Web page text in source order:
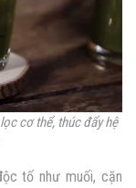
cơ thể, thúc đẩy hệ
tố như muối, cặn